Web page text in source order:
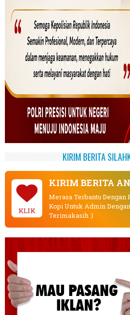
KIRIM BERITA
KLIK
KIRIM BERITA
Merasa Terbantu
Kopi Untuk Admin
Terimakasih :)